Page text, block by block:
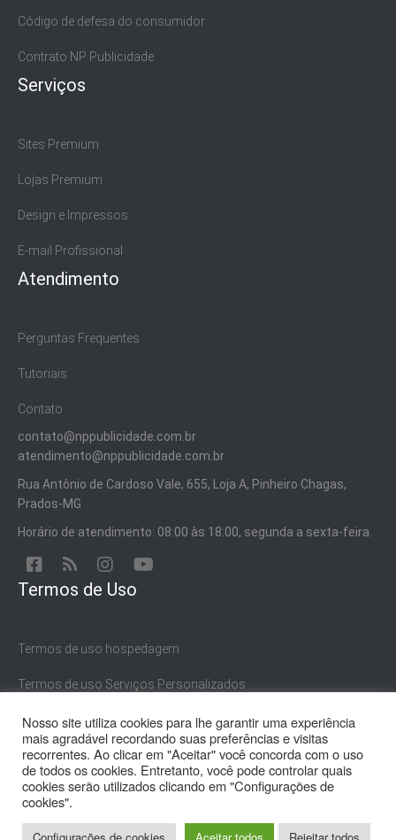
Código de defesa do consumidor
Contrato NP Publicidade
Serviços
Sites Premium
Lojas Premium
Design e Impressos
E-mail Profissional
Atendimento
Perguntas Frequentes
Tutoriais
Contato
contato@nppublicidade.com.br
atendimento@nppublicidade.com.br
Rua Antônio de Cardoso Vale, 655, Loja A, Pinheiro Chagas,
Prados-MG
Horário de atendimento: 08:00 às 18:00, segunda a sexta-feira.
Termos de Uso
Termos de uso hospedagem
Termos de uso Serviços Personalizados
Termos de uso Serviços Gratuitos
© 2021 NP Publicidade. | CNPJ 15.652.626/0001-50
Nosso site utiliza cookies para lhe garantir uma experiência
mais agradável recordando suas preferências e visitas
recorrentes. Ao clicar em "Aceitar" você concorda com o uso
de todos os cookies. Entretanto, você pode controlar quais
cookies serão utilizados clicando em "Configurações de
cookies".